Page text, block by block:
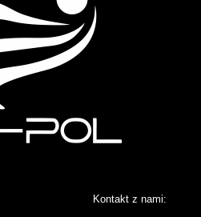
Kontakt z nami: